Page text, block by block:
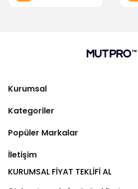
Kurumsal
Kategoriler
Popüler Markalar
İletişim
KURUMSAL FİYAT TEKLİFİ AL